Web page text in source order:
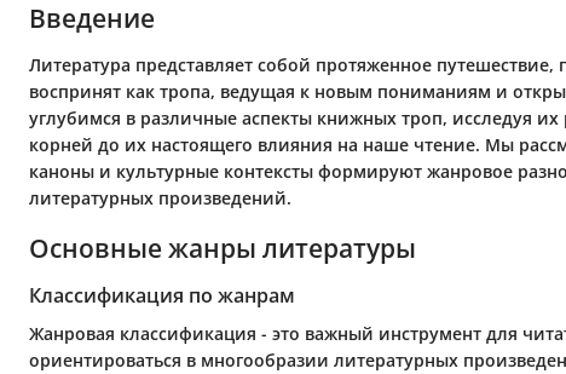
Введение
Литература представляет собой протяженное путешествие,
воспринят как тропа, ведущая к новым пониманиям и
углубимся в различные аспекты книжных троп, исследуя их
корней до их настоящего влияния на наше чтение. Мы
каноны и культурные контексты формируют жанровое
литературных произведений.
Основные жанры литературы
Классификация по жанрам
Жанровая классификация - это важный инструмент для
ориентироваться в многообразии литературных